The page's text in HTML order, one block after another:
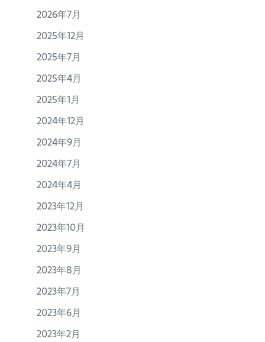
ン2026年7月
2025年12月
2025年7月
2025年4月
2025年1月
2024年12月
2024年9月
2024年7月
2024年4月
2023年12月
2023年10月
2023年9月
2023年8月
2023年7月
2023年6月
2023年2月